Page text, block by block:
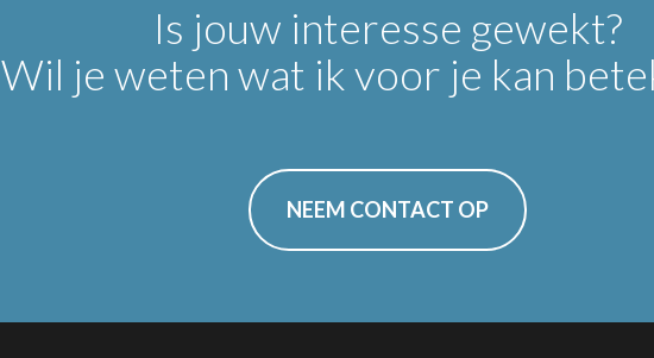
Is jouw interesse gewekt?
Wil je weten wat ik voor je kan
NEEM CONTACT OP